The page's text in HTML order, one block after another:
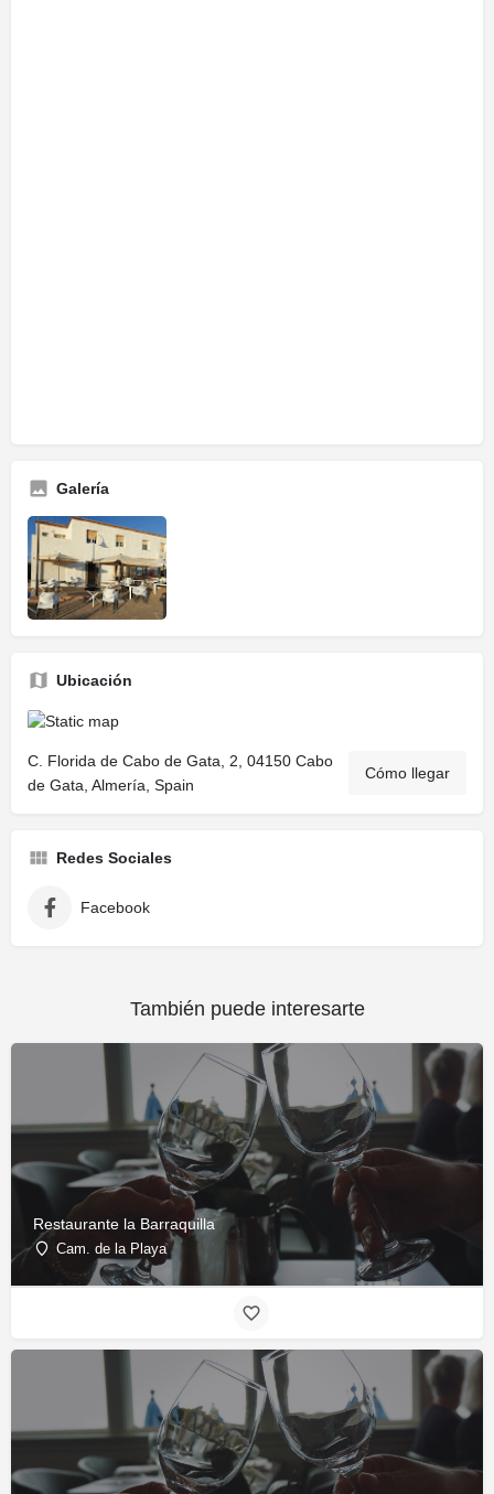
Galería
Ubicación
C. Florida de Cabo de Gata, 2, 04150 Cabo
de Gata, Almería, Spain
Cómo llegar
Redes Sociales
Facebook
También puede interesarte
Restaurante la Barraquilla
Cam. de la Playa